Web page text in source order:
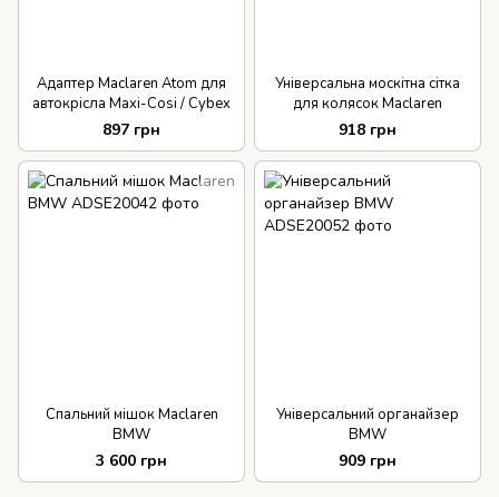
Адаптер Maclaren Atom для
автокрісла Maxi-Cosi / Cybex
897 грн
Універсальна москітна сітка
для колясок Maclaren
918 грн
Спальний мішок Maclaren
BMW
3 600 грн
Універсальний органайзер
BMW
909 грн